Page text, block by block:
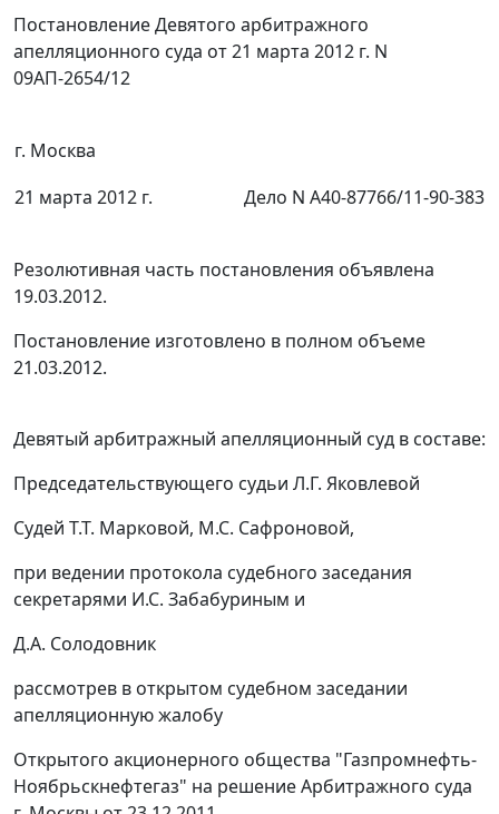
Постановление Девятого арбитражного
апелляционного суда от 21 марта 2012 г. N
09АП-2654/12
г. Москва
21 марта 2012 г.
Дело N А40-87766/11-90-383
Резолютивная часть постановления объявлена
19.03.2012.
Постановление изготовлено в полном объеме
21.03.2012.
Девятый арбитражный апелляционный суд в составе:
Председательствующего судьи Л.Г. Яковлевой
Судей Т.Т. Марковой, М.С. Сафроновой,
при ведении протокола судебного заседания
секретарями И.С. Забабуриным и
Д.А. Солодовник
рассмотрев в открытом судебном заседании
апелляционную жалобу
Открытого акционерного общества "Газпромнефть-
Ноябрьскнефтегаз" на решение Арбитражного суда